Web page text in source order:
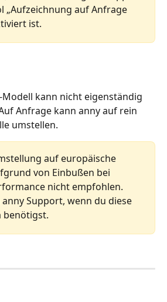
„Aufzeichnung auf Anfrage
ist.
Modell kann nicht eigenständig
Anfrage kann anny auf rein
umstellen.
auf europäische
von Einbußen bei
nicht empfohlen.
Support, wenn du diese
benötigst.